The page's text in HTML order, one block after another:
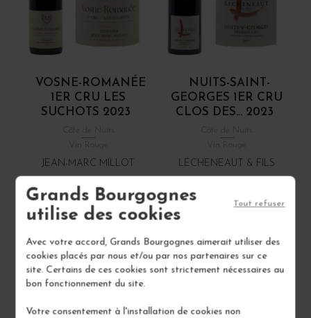
Grands Bourgognes
utilise des cookies
Avec votre accord, Grands Bourgognes aimerait utiliser des
cookies placés par nous et/ou par nos partenaires sur ce
site. Certains de ces cookies sont strictement nécessaires au
bon fonctionnement du site.
Votre consentement à l'installation de cookies non
Tout refuser
VOSNE-ROMANÉE
1ER CRU LES
SUCHOTS 2023
JEAN-MARC MILLOT
212,00 €
/ 75 cl : Bouteille
1
AJOUTER AU PANIER
NUITS-SAINT-
GEORGES 1ER CRU
CLOS DES... 2023
LÉCHENEAUT & FILS
1